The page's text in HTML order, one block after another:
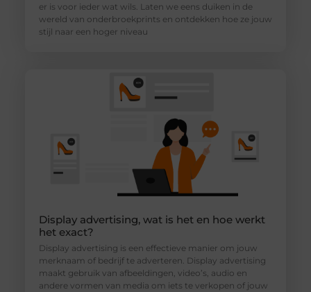
er is voor ieder wat wils. Laten we eens duiken in de
wereld van onderbroekprints en ontdekken hoe ze jouw
stijl naar een hoger niveau
Display advertising, wat is het en hoe werkt
het exact?
Display advertising is een effectieve manier om jouw
merknaam of bedrijf te adverteren. Display advertising
maakt gebruik van afbeeldingen, video’s, audio en
andere vormen van media om iets te verkopen of jouw